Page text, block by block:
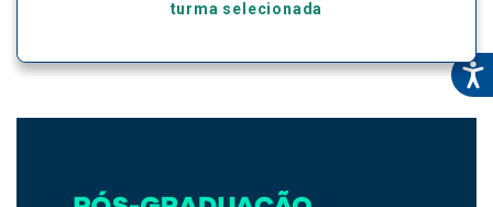
turma selecionada